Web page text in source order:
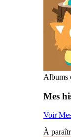
Albums
Mes
Voir
À